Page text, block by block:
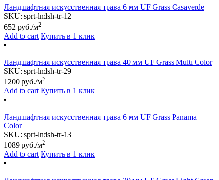
Ландшафтная искусственная трава 6 мм UF Grass Casaverde
SKU: sprt-lndsh-tr-12
652 руб./м2
Add to cart Купить в 1 клик
Ландшафтная искусственная трава 40 мм UF Grass Multi Color
SKU: sprt-lndsh-tr-29
1200 руб./м2
Add to cart Купить в 1 клик
Ландшафтная искусственная трава 6 мм UF Grass Panama
Color
SKU: sprt-lndsh-tr-13
1089 руб./м2
Add to cart Купить в 1 клик